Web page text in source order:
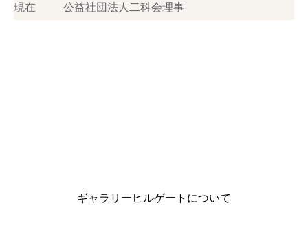
現在 公益社団法人二科会理事
ギャラリーヒルゲートについて